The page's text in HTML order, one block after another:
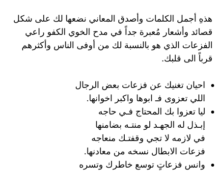
هذهِ أجمل الكلمات وأصدق المعاني نضعها لك على شكل
قصائد وأشعار مُعبرة جداً في مدح الخوي الكفو راعي
الفزعات الذي هو بالنسبة لك من أوفى الناس وأكثرهم
قرباً الى قلبك.
احيان تغنيك عن فزعات بعض الرجال
اللي تعزوى فـ ابوها واكبر اخوانها.
ليا تعزوا بك المحتاج فـي حاجه
إبـذل له الجهـد لو منتـه بضامنها
في لازمه لا تجي وقفتـك منعاجه
فزعات الابطال نسخه من معادنها.
وانس فزعاتٍ توسع خاطرك وتسره